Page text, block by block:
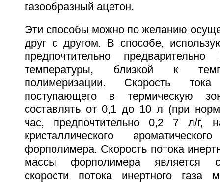
газообразный ацетон.
Эти способы можно по желанию
друг с другом. В способе,
предпочтительно
температуры, близкой к
полимеризации. Скорость
поступающего в термическую
составлять от 0,1 до 10 л (при
час, предпочтительно 0,2 7 л/г,
кристаллического
форполимера. Скорость потока
массы форполимера является
скорости потока инертного